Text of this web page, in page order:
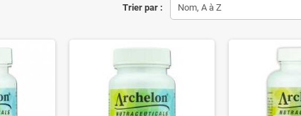
Trier par : Nom, A à Z